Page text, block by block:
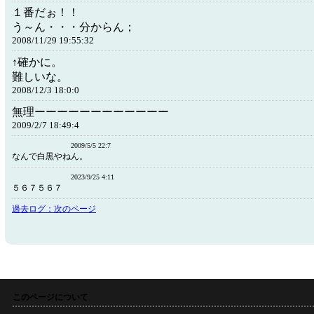
１番だぉ！！
う～ん・・・分からん；
2008/11/29 19:55:32
↑確かに。
難しいな。
2008/12/3 18:0:0
無理ーーーーーーーーーーーー
2009/2/7 18:49:4
2009/5/5 22:7
なんで白黒やねん。
2023/9/25 4:11
５６７５６７
過去ログ：次のページ
このページについて